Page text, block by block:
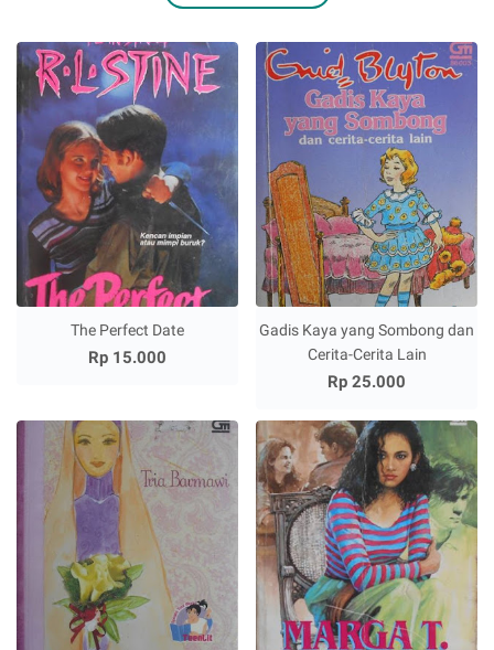
The Perfect Date
Rp 15.000
Gadis Kaya yang Sombong dan
Cerita-Cerita Lain
Rp 25.000